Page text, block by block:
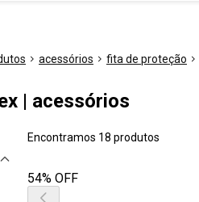
acessórios fita de proteção
| acessórios
Encontramos 18 produtos
54% OFF